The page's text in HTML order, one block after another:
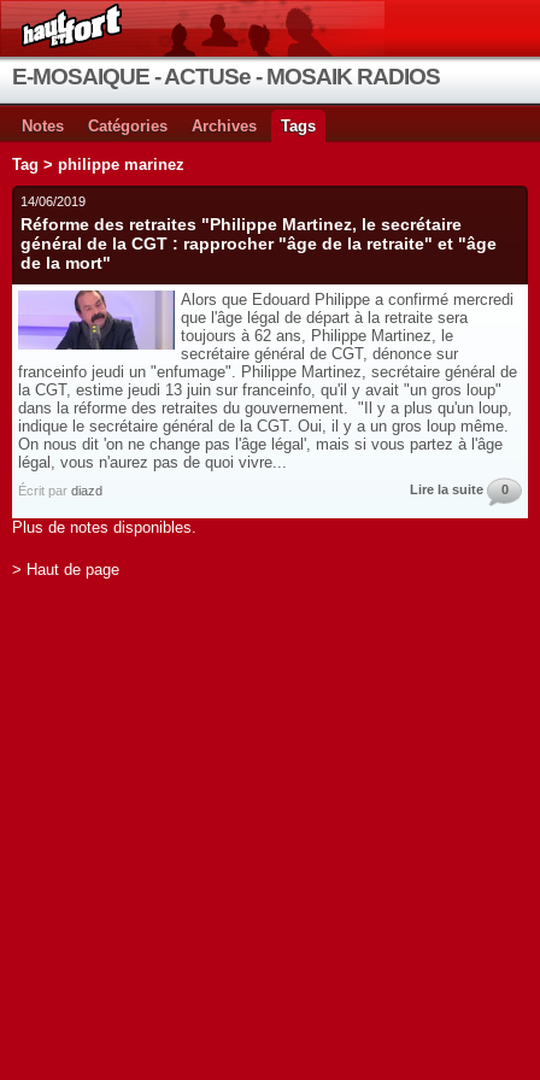
E-MOSAIQUE - ACTUSe - MOSAIK RADIOS
Notes Catégories Archives Tags
Tag > philippe marinez
14/06/2019
Réforme des retraites "Philippe Martinez, le secrétaire
général de la CGT : rapprocher "âge de la retraite" et "âge
de la mort"
Alors que Edouard Philippe a confirmé mercredi
que l'âge légal de départ à la retraite sera
toujours à 62 ans, Philippe Martinez, le
secrétaire général de CGT, dénonce sur
franceinfo jeudi un "enfumage". Philippe Martinez, secrétaire général de
la CGT, estime jeudi 13 juin sur franceinfo, qu'il y avait "un gros loup"
dans la réforme des retraites du gouvernement. "Il y a plus qu'un loup,
indique le secrétaire général de la CGT. Oui, il y a un gros loup même.
On nous dit 'on ne change pas l'âge légal', mais si vous partez à l'âge
légal, vous n'aurez pas de quoi vivre...
Écrit par diazd Lire la suite 0
Plus de notes disponibles.
> Haut de page